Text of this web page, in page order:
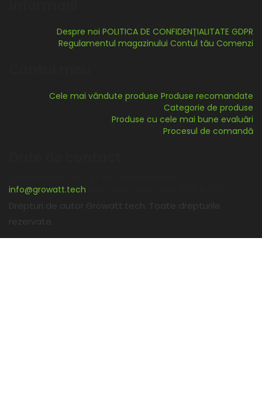
Despre noi POLITICA DE CONFIDENȚIALITATE GDPR
Regulamentul magazinului Contul tău Comenzi
Cele mai vândute produse Produse recomandate
Categorie de produse
Produse cu cele mai bune evaluări
Procesul de comandă
info@growatt.tech
rezervate.